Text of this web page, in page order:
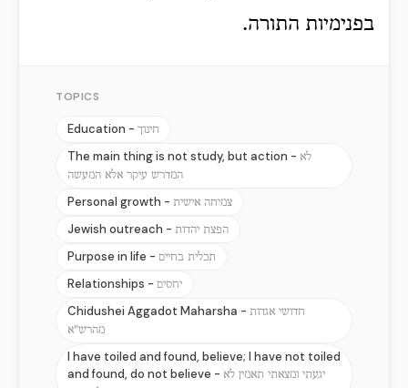
בפנימיות התורה.
TOPICS
Education - חינוך
The main thing is not study, but action - לא
המדרש עיקר אלא המעשה
Personal growth - צמיחה אישית
Jewish outreach - הפצת יהדות
Purpose in life - תכלית בחיים
Relationships - יחסים
Chidushei Aggadot Maharsha - חדושי אגדות
מהרש"א
I have toiled and found, believe; I have not toiled
and found, do not believe - יגעתי ומצאתי תאמין לא